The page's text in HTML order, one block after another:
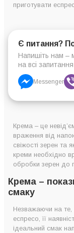
приготувати
Є питання?
Напишіть нам –
на всі запитання
Messenger
Крема – це
враження від
свіжості зерен та
креми необхідно
обробки зерен до
Крема –
смаку
Незважаючи на те,
еспресо, її
ідеальний смак